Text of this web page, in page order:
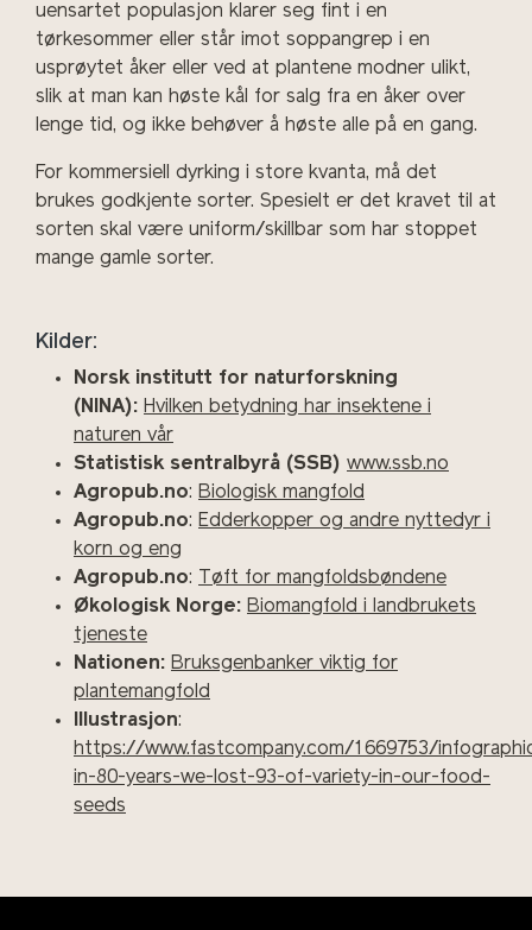
uensartet populasjon klarer seg fint i en
tørkesommer eller står imot soppangrep i en
usprøytet åker eller ved at plantene modner ulikt,
slik at man kan høste kål for salg fra en åker over
lenge tid, og ikke behøver å høste alle på en gang.
For kommersiell dyrking i store kvanta, må det
brukes godkjente sorter. Spesielt er det kravet til at
sorten skal være uniform/skillbar som har stoppet
mange gamle sorter.
Kilder:
Norsk institutt for naturforskning
(NINA): Hvilken betydning har insektene i
naturen vår
Statistisk sentralbyrå (SSB) www.ssb.no
Agropub.no: Biologisk mangfold
Agropub.no: Edderkopper og andre nyttedyr i
korn og eng
Agropub.no:
Tøft for mangfoldsbøndene
Økologisk Norge: Biomangfold i landbrukets
tjeneste
Nationen: Bruksgenbanker viktig for
plantemangfold
Illustrasjon:
https://www.fastcompany.com/1669753/
in-80-years-we-lost-93-of-variety-in-our-food-
seeds